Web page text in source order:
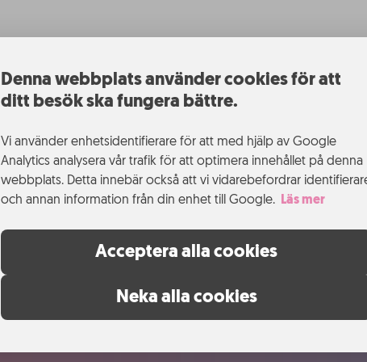
Denna webbplats använder cookies för att
ditt besök ska fungera bättre.
Vi använder enhetsidentifierare för att med hjälp av Google
Analytics analysera vår trafik för att optimera innehållet på denna
webbplats. Detta innebär också att vi vidarebefordrar
och annan information från din enhet till Google.
Läs mer
Acceptera alla cookies
Neka alla cookies